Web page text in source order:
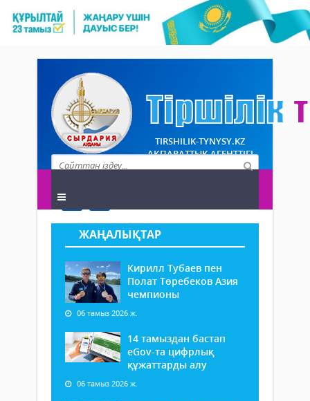
TIRSHILIK-TYNYSY.KZ
АҚПАРАТТЫҚ АГЕНТТІГІ
ЖАҢАЛЫҚТАР
Кирилл Тубаев пен
Полат Төребеков Азия
чемпионы
06 тамыз 2026 ж.
14 тамыздан бастап
еGov-та цифрлық
құжаттарды алу
06 тамыз 2026 ж.